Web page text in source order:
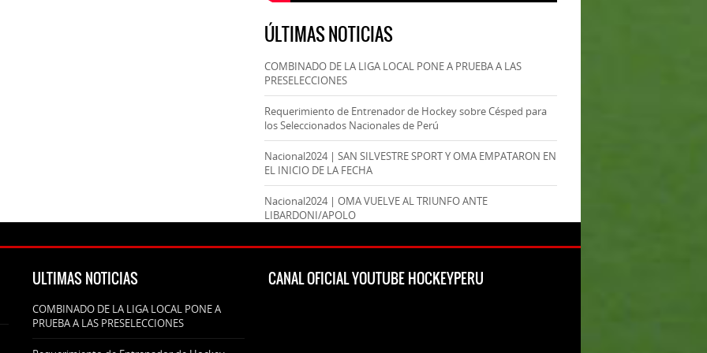
ÚLTIMAS NOTICIAS
COMBINADO DE LA LIGA LOCAL PONE A PRUEBA A LAS
PRESELECCIONES
Requerimiento de Entrenador de Hockey sobre Césped para
los Seleccionados Nacionales de Perú
Nacional2024 | SAN SILVESTRE SPORT Y OMA EMPATARON EN
EL INICIO DE LA FECHA
Nacional2024 | OMA VUELVE AL TRIUNFO ANTE
LIBARDONI/APOLO
ULTIMAS NOTICIAS
COMBINADO DE LA LIGA LOCAL PONE A
PRUEBA A LAS PRESELECCIONES
CANAL OFICIAL YOUTUBE HOCKEYPERU